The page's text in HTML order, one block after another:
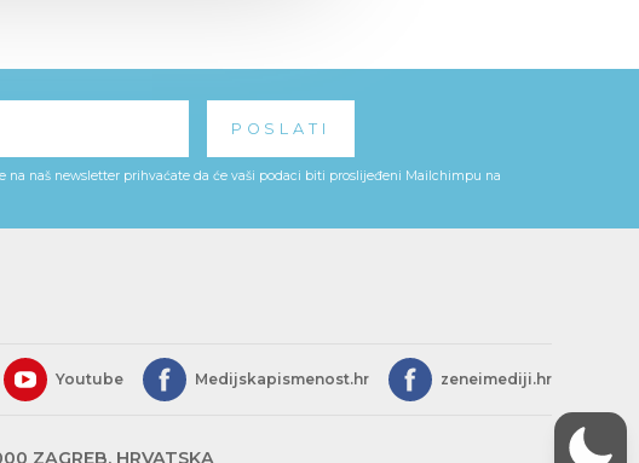
naš newsletter prihvaćate da će vaši podaci biti proslijeđeni Mailchimpu na
Youtube Medijskapismenost.hr zeneimediji.hr
ZAGREB, HRVATSKA